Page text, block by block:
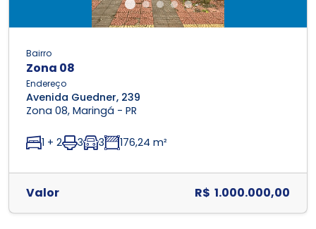
Bairro
Zona 08
Endereço
Avenida Guedner, 239
Zona 08, Maringá - PR
1 + 2 3 3 176,24 m²
Valor R$ 1.000.000,00